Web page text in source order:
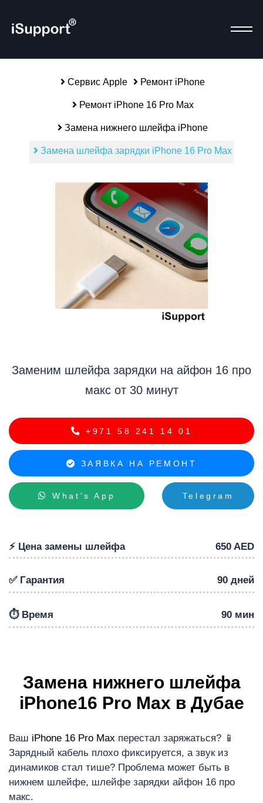
Сервис Apple Ремонт iPhone
Ремонт iPhone 16 Pro Max
Замена нижнего шлейфа iPhone
Замена шлейфа зарядки iPhone 16 Pro Max
Заменим шлейфа зарядки на айфон 16 про
макс от 30 минут
+971 58 241 14 01
ЗАЯВКА НА РЕМОНТ
What's App Telegram
⚡️ Цена замены шлейфа 650 AED
✅ Гарантия 90 дней
⏱️ Время 90 мин
Замена нижнего шлейфа
iPhone16 Pro Max в Дубае
Ваш iPhone 16 Pro Max перестал заряжаться? 📱
Зарядный кабель плохо фиксируется, а звук из
динамиков стал тише? Проблема может быть в
нижнем шлейфе, шлейфе зарядки айфон 16 про
макс.